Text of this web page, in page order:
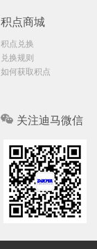
积点商城
积点兑换
兑换规则
如何获取积点
关注迪马微信